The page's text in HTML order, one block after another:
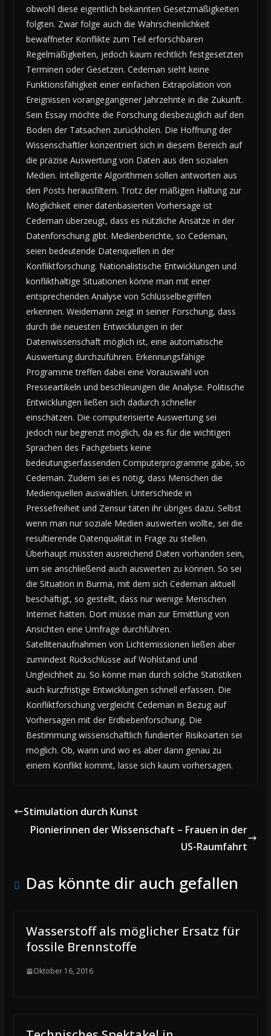
obwohl diese eigentlich bekannten Gesetzmäßigkeiten
folgten. Zwar folge auch die Wahrscheinlichkeit
bewaffneter Konflikte zum Teil erforschbaren
Regelmäßigkeiten, jedoch kaum rechtlich festgesetzten
Terminen oder Gesetzen. Cedeman sieht keine
Funktionsfähigkeit einer einfachen Extrapolation von
Ereignissen vorangegangener Jahrzehnte in die Zukunft.
Sein Essay möchte die Forschung diesbezüglich auf den
Boden der Tatsachen zurückholen. Die Hoffnung der
Wissenschaftler konzentriert sich in diesem Bereich auf
die präzise Auswertung von Daten aus den sozialen
Medien. Intelligente Algorithmen sollen antworten aus
den Posts herausfiltern. Trotz der mäßigen Haltung zur
Möglichkeit einer datenbasierten Vorhersage ist
Cedeman überzeugt, dass es nützliche Ansätze in der
Datenforschung gibt. Medienberichte, so Cedeman,
seien bedeutende Datenquellen in der
Konfliktforschung. Nationalistische Entwicklungen und
konflikthaltige Situationen könne man mit einer
entsprechenden Analyse von Schlüsselbegriffen
erkennen. Weidemann zeigt in seiner Forschung, dass
durch die neuesten Entwicklungen in der
Datenwissenschaft möglich ist, eine automatische
Auswertung durchzuführen. Erkennungsfähige
Programme treffen dabei eine Vorauswahl von
Presseartikeln und beschleunigen die Analyse. Politische
Entwicklungen ließen sich dadurch schneller
einschätzen. Die computerisierte Auswertung sei
jedoch nur begrenzt möglich, da es für die wichtigen
Sprachen des Fachgebiets keine
bedeutungserfassenden Computerprogramme gäbe, so
Cedeman. Zudem sei es nötig, dass Menschen die
Medienquellen auswählen. Unterschiede in
Pressefreiheit und Zensur täten ihr übriges dazu. Selbst
wenn man nur soziale Medien auswerten wollte, sei die
resultierende Datenqualität in Frage zu stellen.
Überhaupt müssten ausreichend Daten vorhanden sein,
um sie anschließend auch auswerten zu können. So sei
die Situation in Burma, mit dem sich Cedeman aktuell
beschäftigt, so gestellt, dass nur wenige Menschen
Internet hätten. Dort müsse man zur Ermittlung von
Ansichten eine Umfrage durchführen.
Satellitenaufnahmen von Lichtemissionen ließen aber
zumindest Rückschlüsse auf Wohlstand und
Ungleichheit zu. So könne man durch solche Statistiken
auch kurzfristige Entwicklungen schnell erfassen. Die
Konfliktforschung vergleicht Cedeman in Bezug auf
Vorhersagen mit der Erdbebenforschung. Die
Bestimmung wissenschaftlich fundierter Risikoarten sei
möglich. Ob, wann und wo es aber dann genau zu
einem Konflikt kommt, lasse sich kaum vorhersagen.
Stimulation durch Kunst
Pionierinnen der Wissenschaft – Frauen in der
US-Raumfahrt
Das könnte dir auch gefallen
Wasserstoff als möglicher Ersatz für
fossile Brennstoffe
Oktober 16, 2016